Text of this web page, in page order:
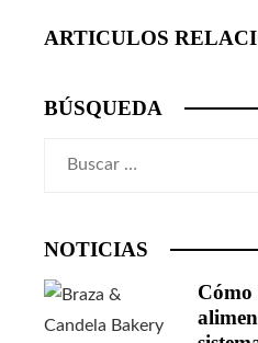
ARTICULOS
BÚSQUEDA
NOTICIAS